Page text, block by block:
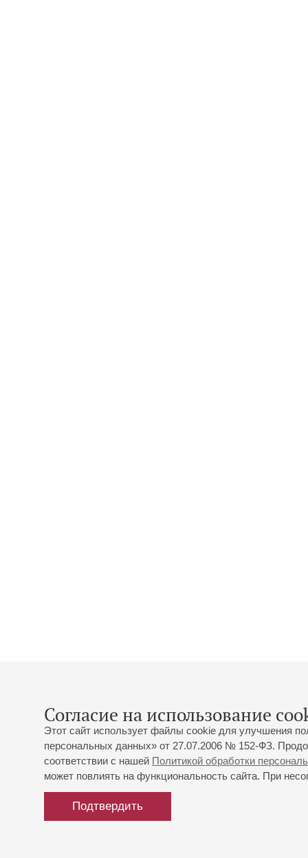
Согласие на использование
Этот сайт использует файлы cookie для улучшения
персональных данных» от 27.07.2006 № 152-ФЗ.
соответствии с нашей Политикой обработки
может повлиять на функциональность сайта. При
Подтвердить